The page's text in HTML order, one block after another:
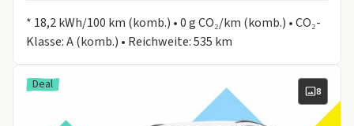
* 18,2 kWh/100 km (komb.) • 0 g CO₂/km (komb.) • CO₂-
Klasse: A (komb.) • Reichweite: 535 km
8
Deal